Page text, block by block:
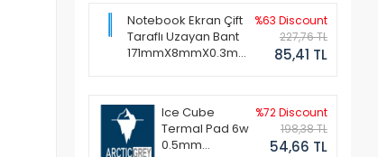
Notebook Ekran Çift
Taraflı Uzayan Bant
171mmX8mmX0.3mm
%63 Discount
227,76 TL
85,41 TL
Ice Cube
Termal Pad 6w
0.5mm
%72 Discount
198,38 TL
54,66 TL